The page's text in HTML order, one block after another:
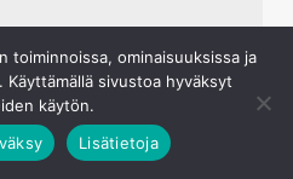
siitä jottei tee
riittävästi katetta niin se
toiminnoissa, ominaisuuksissa ja
sivustoa hyväksyt
käytön.
Lisätietoja